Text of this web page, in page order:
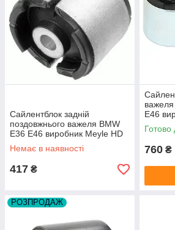
Сайлентблок задній
поздовжнього важеля BMW
E36 E46 виробник Meyle HD
Німеччина
Немає в наявності
417 ₴
E46
Готово
760 ₴
РОЗПРОДАЖ